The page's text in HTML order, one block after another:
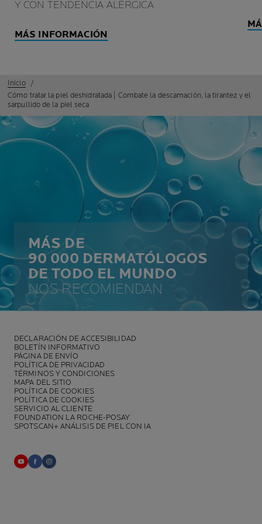
Y CON TENDENCIA ALÉRGICA
MÁS INFORMACIÓN
Inicio
Cómo tratar la piel deshidratada | Combate la descamación, la tirantez y el
sarpullido de la piel seca
MÁS DE
90 000 DERMATÓLOGOS
DE TODO EL MUNDO
NOS RECOMIENDAN
DECLARACIÓN DE ACCESIBILIDAD
BOLETÍN INFORMATIVO
PÁGINA DE ENVÍO
POLÍTICA DE PRIVACIDAD
TÉRMINOS Y CONDICIONES
MAPA DEL SITIO
POLÍTICA DE COOKIES
POLÍTICA DE COOKIES
SERVICIO AL CLIENTE
FOUNDATION LA ROCHE-POSAY
SPOTSCAN+ ANÁLISIS DE PIEL CON IA